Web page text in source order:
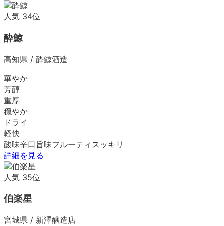
人気 34位
酔鯨
高知県 / 酔鯨酒造
華やか
芳醇
重厚
穏やか
ドライ
軽快
酸味辛口 旨味フルーティ スッキリ
詳細を見る
人気 35位
伯楽星
宮城県 / 新澤醸造店